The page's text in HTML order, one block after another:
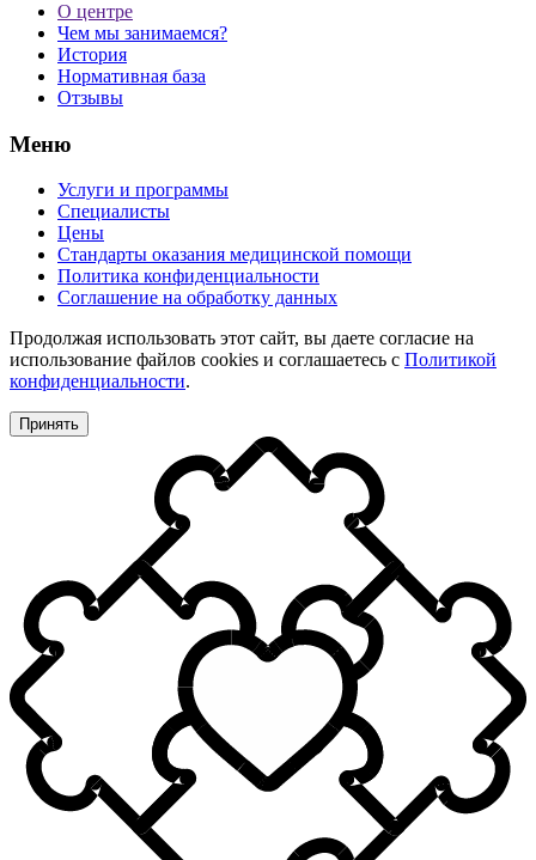
О центре
Чем мы занимаемся?
История
Нормативная база
Отзывы
Меню
Услуги и программы
Специалисты
Цены
Стандарты оказания медицинской помощи
Политика конфиденциальности
Соглашение на обработку данных
Продолжая использовать этот сайт, вы даете согласие на
использование файлов cookies и соглашаетесь с Политикой
конфиденциальности.
Принять